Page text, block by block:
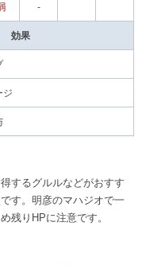
-
効果
ジ
するグルルなどがおすす
す。明彦のマハジオで一
残りHPに注意です。